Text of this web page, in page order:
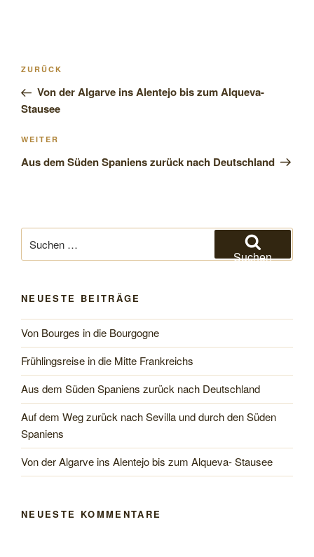
Beitragsnavigation
Vorheriger
Beitrag
ZURÜCK
Von der Algarve ins Alentejo bis zum Alqueva-
Stausee
Nächster
Beitrag
WEITER
Aus dem Süden Spaniens zurück nach Deutschland
nach:
Suchen
NEUESTE BEITRÄGE
Von Bourges in die Bourgogne
Frühlingsreise in die Mitte Frankreichs
Aus dem Süden Spaniens zurück nach Deutschland
Auf dem Weg zurück nach Sevilla und durch den Süden
Spaniens
Von der Algarve ins Alentejo bis zum Alqueva- Stausee
NEUESTE KOMMENTARE